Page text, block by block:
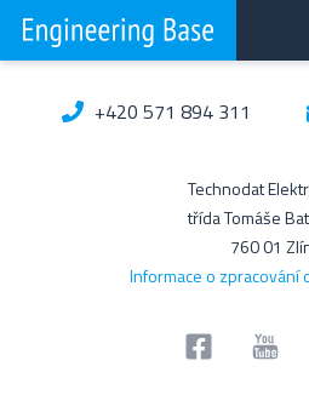
+420 571 894 311
Technodat
třída Tomáše
760 01
Informace o zpracování